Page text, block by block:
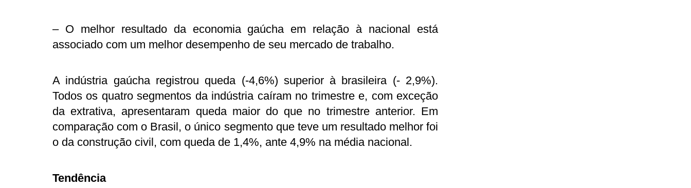
– O melhor resultado da economia gaúcha em relação à nacional está
associado com um melhor desempenho de seu mercado de trabalho.
A indústria gaúcha registrou queda (-4,6%) superior à brasileira (- 2,9%).
Todos os quatro segmentos da indústria caíram no trimestre e, com exceção
da extrativa, apresentaram queda maior do que no trimestre anterior. Em
comparação com o Brasil, o único segmento que teve um resultado melhor foi
o da construção civil, com queda de 1,4%, ante 4,9% na média nacional.
Tendência